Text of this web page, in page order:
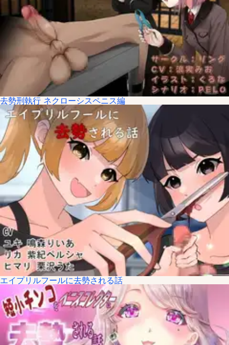
去勢刑執行 ネクローシスペニス編
エイプリルフールに去勢される話